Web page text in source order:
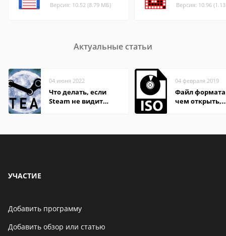
Версия: 10.52 (8.79 МБ) Версия: 10.96
Актуальные статьи
04 июня 2022
Что делать, если
Steam не видит
04 февраля 2019
Файл формата
чем открыть,
УЧАСТИЕ
Добавить программу
Добавить обзор или статью